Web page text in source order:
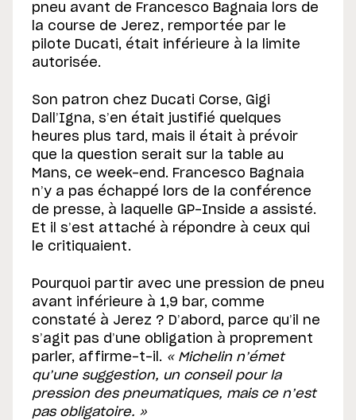
pneu avant de Francesco Bagnaia lors de
la course de Jerez, remportée par le
pilote Ducati, était inférieure à la limite
autorisée.
Son patron chez Ducati Corse, Gigi
Dall’Igna, s’en était justifié quelques
heures plus tard, mais il était à prévoir
que la question serait sur la table au
Mans, ce week-end. Francesco Bagnaia
n’y a pas échappé lors de la conférence
de presse, à laquelle GP-Inside a assisté.
Et il s’est attaché à répondre à ceux qui
le critiquaient.
Pourquoi partir avec une pression de pneu
avant inférieure à 1,9 bar, comme
constaté à Jerez ? D’abord, parce qu’il ne
s’agit pas d’une obligation à proprement
parler, affirme-t-il. « Michelin n’émet
qu’une suggestion, un conseil pour la
pression des pneumatiques, mais ce n’est
pas obligatoire. »